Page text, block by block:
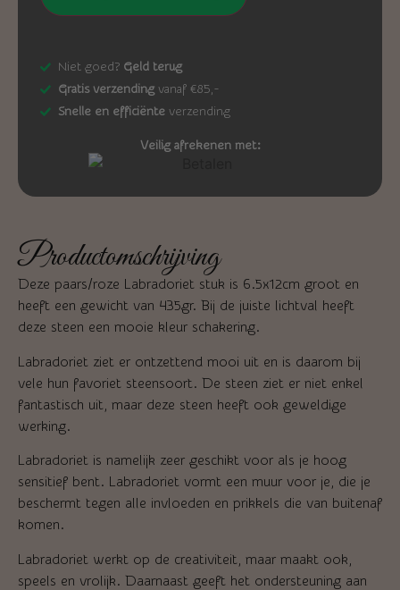
Niet goed? Geld terug
Gratis verzending vanaf €85,-
Snelle en efficiënte verzending
Veilig afrekenen met:
Productomschrijving
Deze paars/roze Labradoriet stuk is 6.5x12cm groot en
heeft een gewicht van 435gr. Bij de juiste lichtval heeft
deze steen een mooie kleur schakering.
Labradoriet ziet er ontzettend mooi uit en is daarom bij
vele hun favoriet steensoort. De steen ziet er niet enkel
fantastisch uit, maar deze steen heeft ook geweldige
werking.
Labradoriet is namelijk zeer geschikt voor als je hoog
sensitief bent. Labradoriet vormt een muur voor je, die je
beschermt tegen alle invloeden en prikkels die van buitenaf
komen.
Labradoriet werkt op de creativiteit, maar maakt ook,
speels en vrolijk. Daarnaast geeft het ondersteuning aan